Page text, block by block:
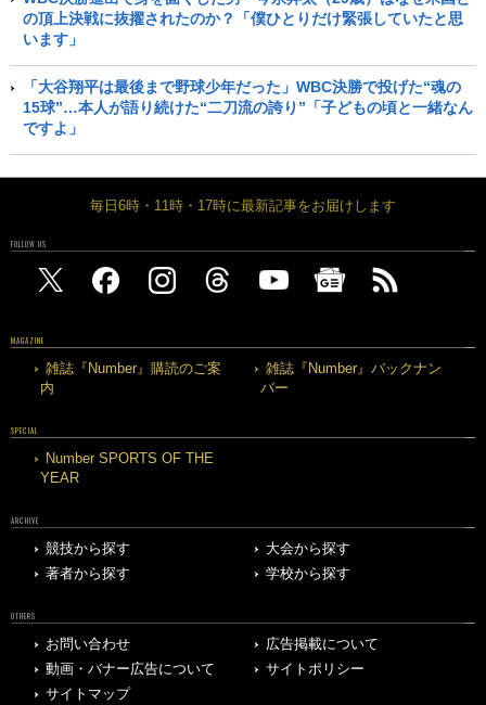
の頂上決戦に抜擢されたのか？「僕ひとりだけ緊張していたと思
います」
「大谷翔平は最後まで野球少年だった」WBC決勝で投げた“魂の
15球”…本人が語り続けた“二刀流の誇り”「子どもの頃と一緒なん
ですよ」
毎日6時・11時・17時に最新記事をお届けします
FOLLOW US
MAGAZINE
雑誌『Number』購読のご案
内
雑誌『Number』バックナン
バー
SPECIAL
Number SPORTS OF THE
YEAR
ARCHIVE
競技から探す
大会から探す
著者から探す
学校から探す
OTHERS
お問い合わせ
広告掲載について
動画・バナー広告について
サイトポリシー
サイトマップ